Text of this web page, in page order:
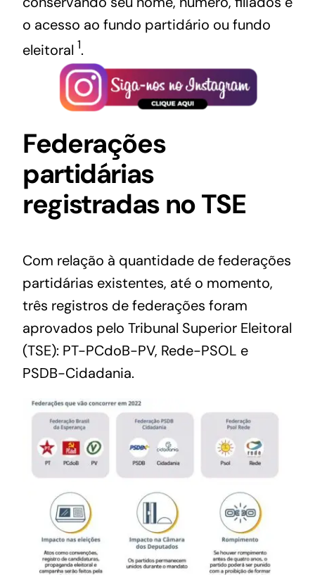
o acesso ao fundo partidário ou fundo
eleitoral 1.
Federações
partidárias
registradas no TSE
Com relação à quantidade de federações
partidárias existentes, até o momento,
três registros de federações foram
aprovados pelo Tribunal Superior Eleitoral
(TSE): PT-PCdoB-PV, Rede-PSOL e
PSDB-Cidadania.